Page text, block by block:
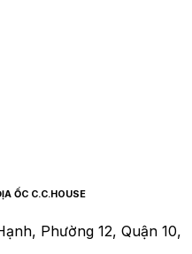
ỐC C.C.HOUSE
Phường 12, Quận 10,